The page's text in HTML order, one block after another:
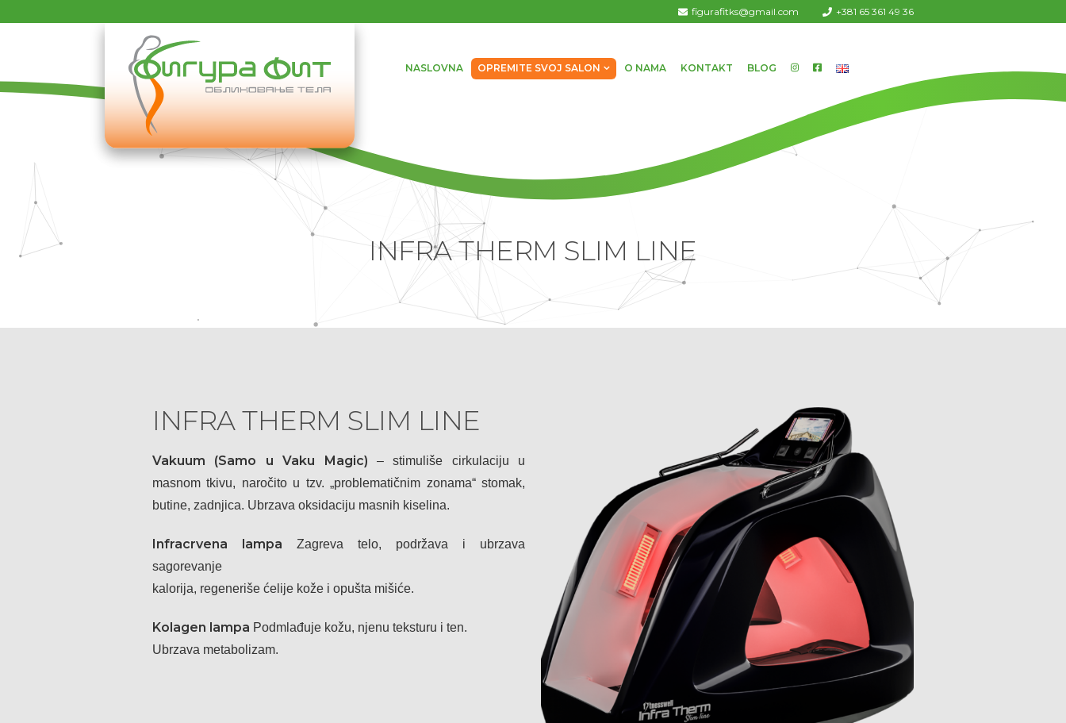
+381 65 361 49 36
figurafitks@gmail.com
NASLOVNA OPREMITE SVOJ SALON O NAMA KONTAKT BLOG
INFRA THERM SLIM LINE
INFRA THERM SLIM LINE
Vakuum (Samo u Vaku Magic) – stimuliše cirkulaciju u
masnom tkivu, naročito u tzv. „problematičnim zonama“ stomak,
butine, zadnjica. Ubrzava oksidaciju masnih kiselina.
Infracrvena lampa Zagreva telo, podržava i ubrzava
sagorevanje
kalorija, regeneriše ćelije kože i opušta mišiće.
Kolagen lampa Podmlađuje kožu, njenu teksturu i ten.
Ubrzava metabolizam.